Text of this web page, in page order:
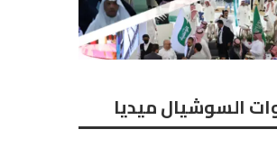
السوشيال ميديا